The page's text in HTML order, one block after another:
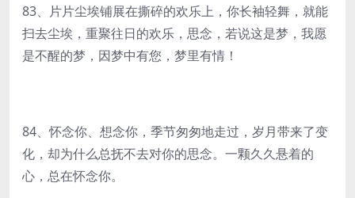
83、片片尘埃铺展在撕碎的欢乐上，你长袖轻舞，就能
扫去尘埃，重聚往日的欢乐，思念，若说这是梦，我愿
是不醒的梦，因梦中有您，梦里有情！
84、怀念你、想念你，季节匆匆地走过，岁月带来了变
化，却为什么总抚不去对你的思念。一颗久久悬着的
心，总在怀念你。